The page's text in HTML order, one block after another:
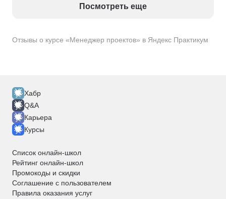
Отзывы о курсе «Менеджер проектов» в Яндекс Практикум
Посмотреть еще
Хабр
Q&A
Карьера
Курсы
Список онлайн-школ
Рейтинг онлайн-школ
Промокоды и скидки
Соглашение с пользователем
Правила оказания услуг